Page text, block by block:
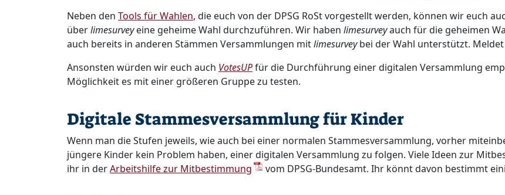
​Neben den Tools für Wahlen, die euch von der DPSG RoSt vorgestellt werden, können wir euch
überlimesurveyeine geheime Wahl durchzuführen. Wir haben limesurveyauch für die geheimen
auch bereits in anderen Stämmen Versammlungen mitlimesurveybei der Wahl unterstützt.
Ansonsten würden wir euch auch VotesUPfür die Durchführung einer digitalen Versammlung
Möglichkeit es mit einer größeren Gruppe zu testen.
Digitale Stammesversammlung für Kinder
Wenn man die Stufen jeweils, wie auch bei einer normalen Stammesversammlung, vorher
jüngere Kinder kein Problem haben, einer digitalen Versammlung zu folgen. Viele Ideen zur
ihr in derArbeitshilfe zur Mitbestimmung vom DPSG-Bundesamt. Ihr könnt davon bestimmt